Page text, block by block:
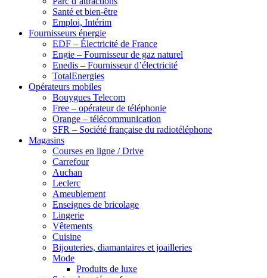
Santé et bien-être
Emploi, Intérim
Fournisseurs énergie
EDF – Électricité de France
Engie – Fournisseur de gaz naturel
Enedis – Fournisseur d’électricité
TotalEnergies
Opérateurs mobiles
Bouygues Telecom
Free – opérateur de téléphonie
Orange – télécommunication
SFR – Société française du radiotéléphone
Magasins
Courses en ligne / Drive
Carrefour
Auchan
Leclerc
Ameublement
Enseignes de bricolage
Lingerie
Vêtements
Cuisine
Bijouteries, diamantaires et joailleries
Mode
Produits de luxe